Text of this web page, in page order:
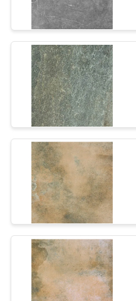
ЗАВОДУ
КОНТРОЛЬ
КАЧЕСТВА
СВЯЖИТЕСЬ
С
НАМИ
ЗАПРОСИТЕ
ЦИТАТУ
КАРТА
САЙТА
плитка
плитка
взгляда